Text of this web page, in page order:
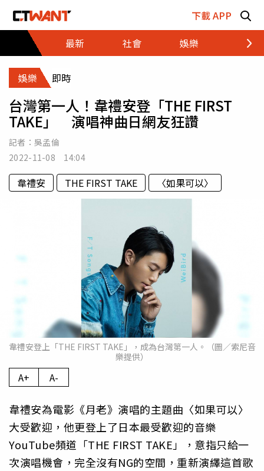
下載 APP
最新
社會 娛樂 財經
娛樂 即時
台灣第一人！韋禮安登「THE FIRST
TAKE」 演唱神曲日網友狂讚
記者： 吳孟倫
2022-11-08 14:04
韋禮安 THE FIRST TAKE 〈如果可以〉
韋禮安登上「THE FIRST TAKE」，成為台灣第一人。（圖／索尼音
樂提供）
A+ A-
韋禮安為電影《月老》演唱的主題曲〈如果可以〉
大受歡迎，他更登上了日本最受歡迎的音樂
YouTube頻道「THE FIRST TAKE」，意指只給一
次演唱機會，完全沒有NG的空間，重新演繹這首歌